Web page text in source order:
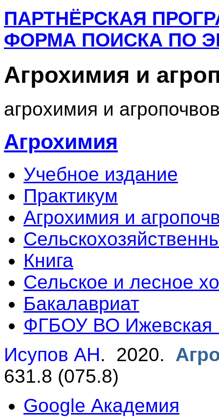
ПАРТНЁРСКАЯ
ФОРМА ПОИСКА ПО
Агрохимия и
агрохимия и
Агрохимия
Учебное издание
Практикум
Агрохимия и
Книга
Сельское и лесное
Бакалавриат
ФГБОУ ВО Ижевская
Исупов АН. 2020.
631.8 (075.8)
Google Академия